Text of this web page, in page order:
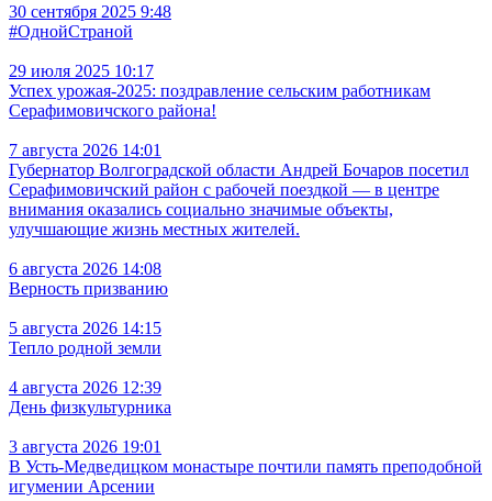
30 сентября 2025 9:48
#ОднойСтраной
29 июля 2025 10:17
Успех урожая-2025: поздравление сельским работникам
Серафимовичского района!
7 августа 2026 14:01
Губернатор Волгоградской области Андрей Бочаров посетил
Серафимовичский район с рабочей поездкой — в центре
внимания оказались социально значимые объекты,
улучшающие жизнь местных жителей.
6 августа 2026 14:08
Верность призванию
5 августа 2026 14:15
Тепло родной земли
4 августа 2026 12:39
День физкультурника
3 августа 2026 19:01
В Усть‑Медведицком монастыре почтили память преподобной
игумении Арсении